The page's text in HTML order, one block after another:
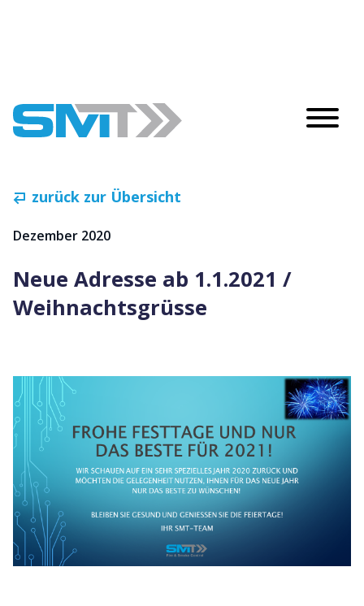
zurück zur Übersicht
Dezember 2020
Neue Adresse ab 1.1.2021 /
Weihnachtsgrüsse